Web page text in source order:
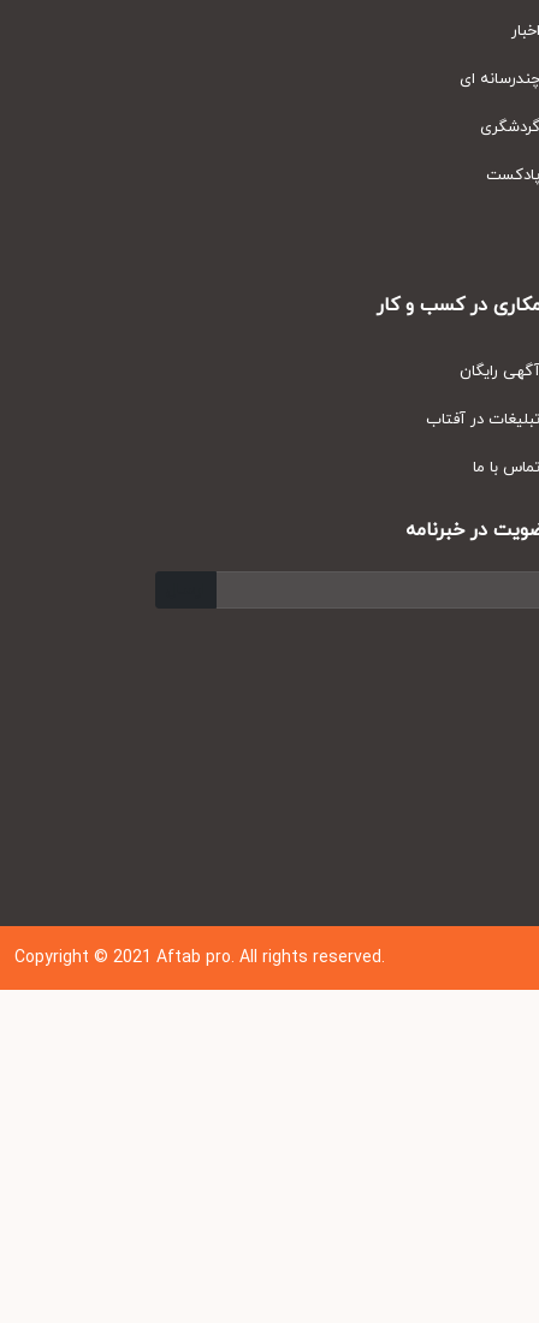
ای
در کسب و کار
رایگان
در آفتاب
با ما
در خبرنامه
Copyright © 202 1Aftab pro. All rights reserved.